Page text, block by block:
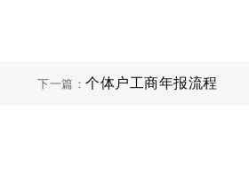
下一篇：个体户工商年报流程